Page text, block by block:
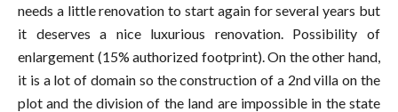
needs a little renovation to start again for several years but
it deserves a nice luxurious renovation. Possibility of
enlargement (15% authorized footprint). On the other hand,
it is a lot of domain so the construction of a 2nd villa on the
plot and the division of the land are impossible in the state